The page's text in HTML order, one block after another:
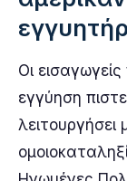
Οι
εγγύηση
λειτουργήσει